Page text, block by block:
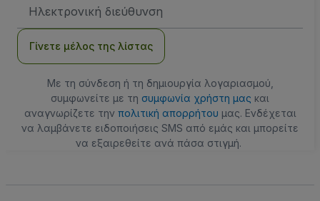
Email
Γίνετε μέλος της λίστας
Με τη σύνδεση ή τη δημιουργία λογαριασμού,
συμφωνείτε με τη συμφωνία χρήστη μας και
αναγνωρίζετε την πολιτική απορρήτου μας. Ενδέχεται
να λαμβάνετε ειδοποιήσεις SMS από εμάς και μπορείτε
να εξαιρεθείτε ανά πάσα στιγμή.